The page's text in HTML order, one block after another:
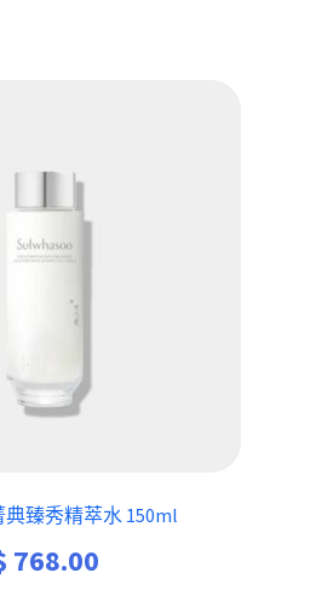
典臻秀精萃水 150ml
768.00